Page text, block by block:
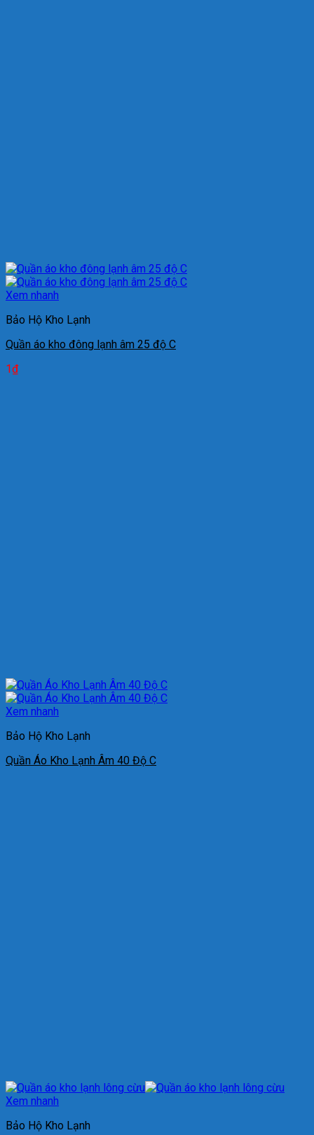
Xem nhanh
Bảo Hộ Kho Lạnh
Quần áo kho đông lạnh âm 25 độ C
1₫
Xem nhanh
Bảo Hộ Kho Lạnh
Quần Áo Kho Lạnh Âm 40 Độ C
Xem nhanh
Bảo Hộ Kho Lạnh